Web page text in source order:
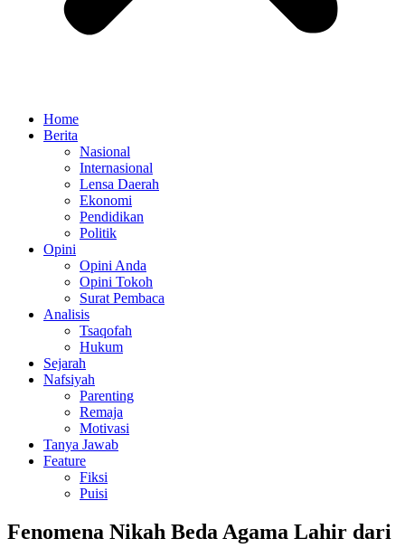
Home
Berita
Nasional
Internasional
Lensa Daerah
Ekonomi
Pendidikan
Politik
Opini
Opini Anda
Opini Tokoh
Surat Pembaca
Analisis
Tsaqofah
Hukum
Sejarah
Nafsiyah
Parenting
Remaja
Motivasi
Tanya Jawab
Feature
Fiksi
Puisi
Fenomena Nikah Beda Agama Lahir dari